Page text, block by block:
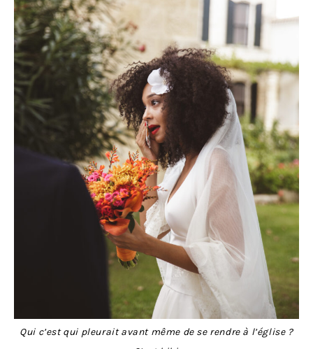
Qui c’est qui pleurait avant même de se rendre à l’église ?